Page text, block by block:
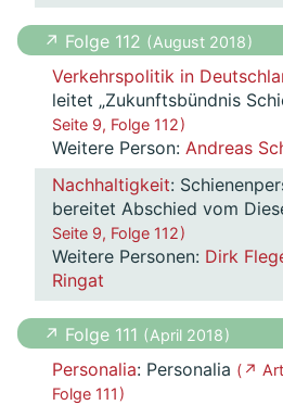
↗ Folge 112 ( August 2018 )
Verkehrspolitik in
leitet „Zukunftsbündnis
Seite 9, Folge 112 )
Weitere Person: Andreas
Nachhaltigkeit:
bereitet Abschied vom
Seite 9, Folge 112 )
Weitere Personen: Dirk
Ringat
↗ Folge 111 ( April 2018 )
Personalia: Personalia ( ↗
Folge 111 )